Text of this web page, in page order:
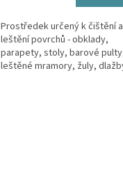
Prostředek určený k čištění a
leštění povrchů - obklady,
parapety, stoly, barové
leštěné mramory, žuly,